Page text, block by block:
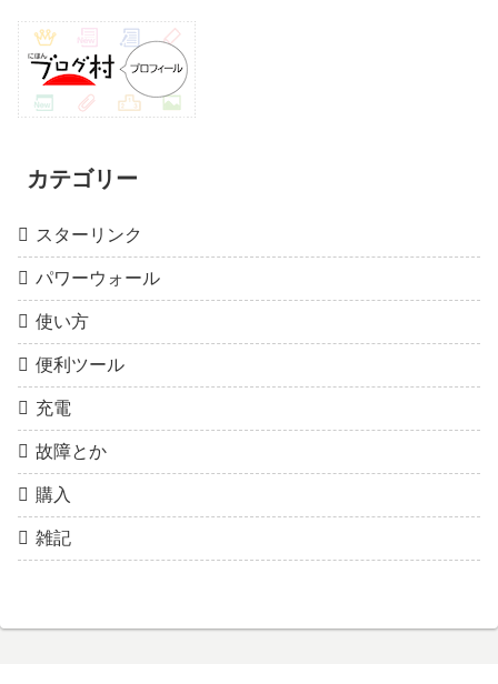
カテゴリー
スターリンク
パワーウォール
使い方
便利ツール
充電
故障とか
購入
雑記